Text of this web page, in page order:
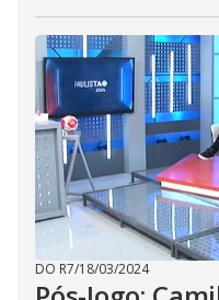
DO R7/18/03/2024